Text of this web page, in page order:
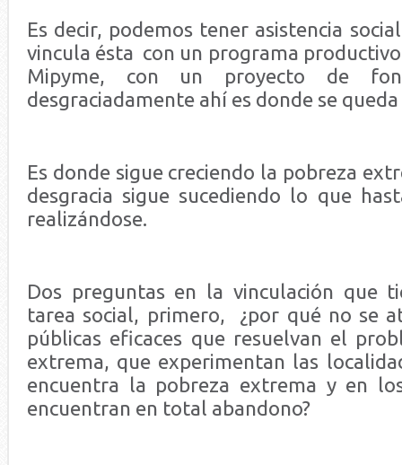
Es decir, podemos tener asistencia
vincula ésta con un programa
Mipyme, con un proyecto de
desgraciadamente ahí es donde se
Es donde sigue creciendo la pobreza
desgracia sigue sucediendo lo que
realizándose.
Dos preguntas en la vinculación que
tarea social, primero, ¿por qué no se
públicas eficaces que resuelvan el
extrema, que experimentan las
encuentra la pobreza extrema y en
encuentran en total abandono?